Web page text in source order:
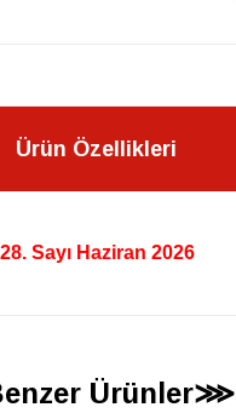
Ürün Özellikleri
. Sayı Haziran 2026
Ürünler⋙